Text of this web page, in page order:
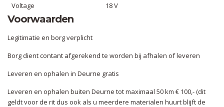
Voltage
18 V
Voorwaarden
Legitimatie en borg verplicht
Borg dient contant afgerekend te worden bij afhalen of leveren
Leveren en ophalen in Deurne gratis
Leveren en ophalen buiten Deurne tot maximaal 50 km € 100,- (dit
geldt voor de rit dus ook als u meerdere materialen huurt blijft de